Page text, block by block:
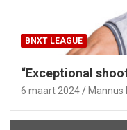
BNXT LEAGUE
“Exceptional
6 maart 2024 Mannus